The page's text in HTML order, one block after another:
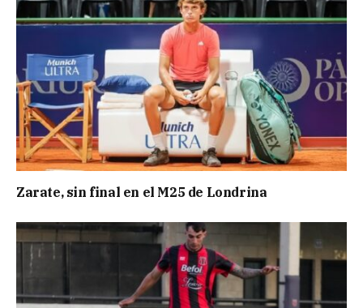
Zarate, sin final en el M25 de Londrina